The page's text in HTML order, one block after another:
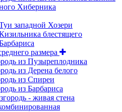
Хиберника
западной Хозери
блестящего
размера
из Пузыреплодника
из Дерена белого
из Спиреи
из Барбариса
- живая стена